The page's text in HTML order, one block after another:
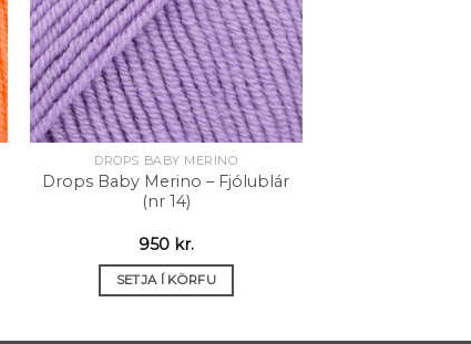
DROPS BABY MERINO
Drops Baby Merino – Fjólublár
(nr 14)
950 kr.
SETJA Í KÖRFU